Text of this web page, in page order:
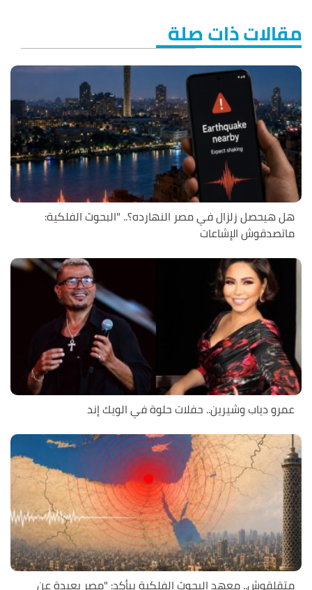
مقالات ذات صلة
هل هيحصل زلزال في مصر النهارده؟.. "البحوث الفلكية:
ماتصدقوش الإشاعات
عمرو دياب وشيرين.. حفلات حلوة في الويك إند
متقلقوش.. معهد البحوث الفلكية بيأكد: "مصر بعيدة عن